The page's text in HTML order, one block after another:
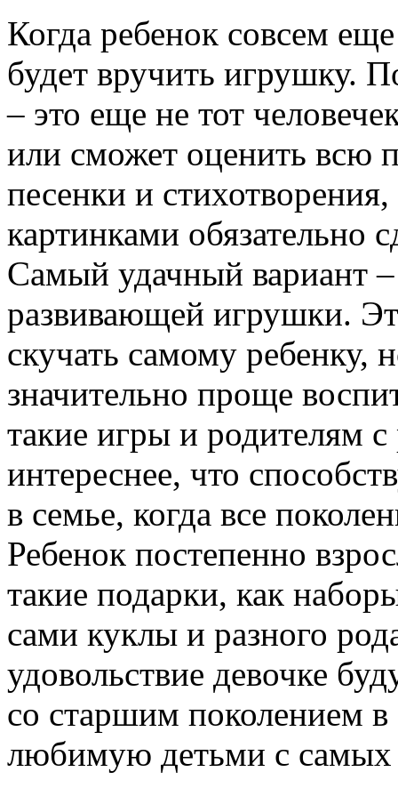
Когда ребенок совсем
будет вручить игрушку.
– это еще не тот
или сможет оценить всю
песенки и
картинками обязательно
Самый удачный вариант –
развивающей игрушки.
скучать самому ребенку,
значительно проще
такие игры и родителям
интереснее, что
в семье, когда все
Ребенок постепенно
такие подарки, как
сами куклы и разного
удовольствие девочке
со старшим поколением
любимую детьми с самых